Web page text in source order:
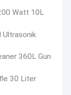
Watt 10L
Ultrasonik
360L Gun
30 Liter